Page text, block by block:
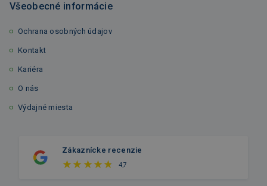
Všeobecné informácie
Ochrana osobných údajov
Kontakt
Kariéra
O nás
Výdajné miesta
Zákaznícke recenzie
4,7